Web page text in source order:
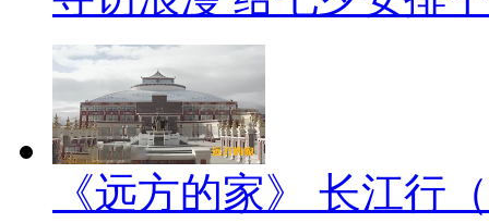
《远方的家》 长江行